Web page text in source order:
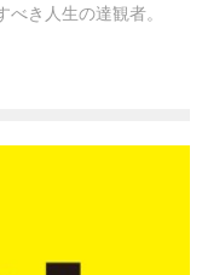
き人生の達観者。